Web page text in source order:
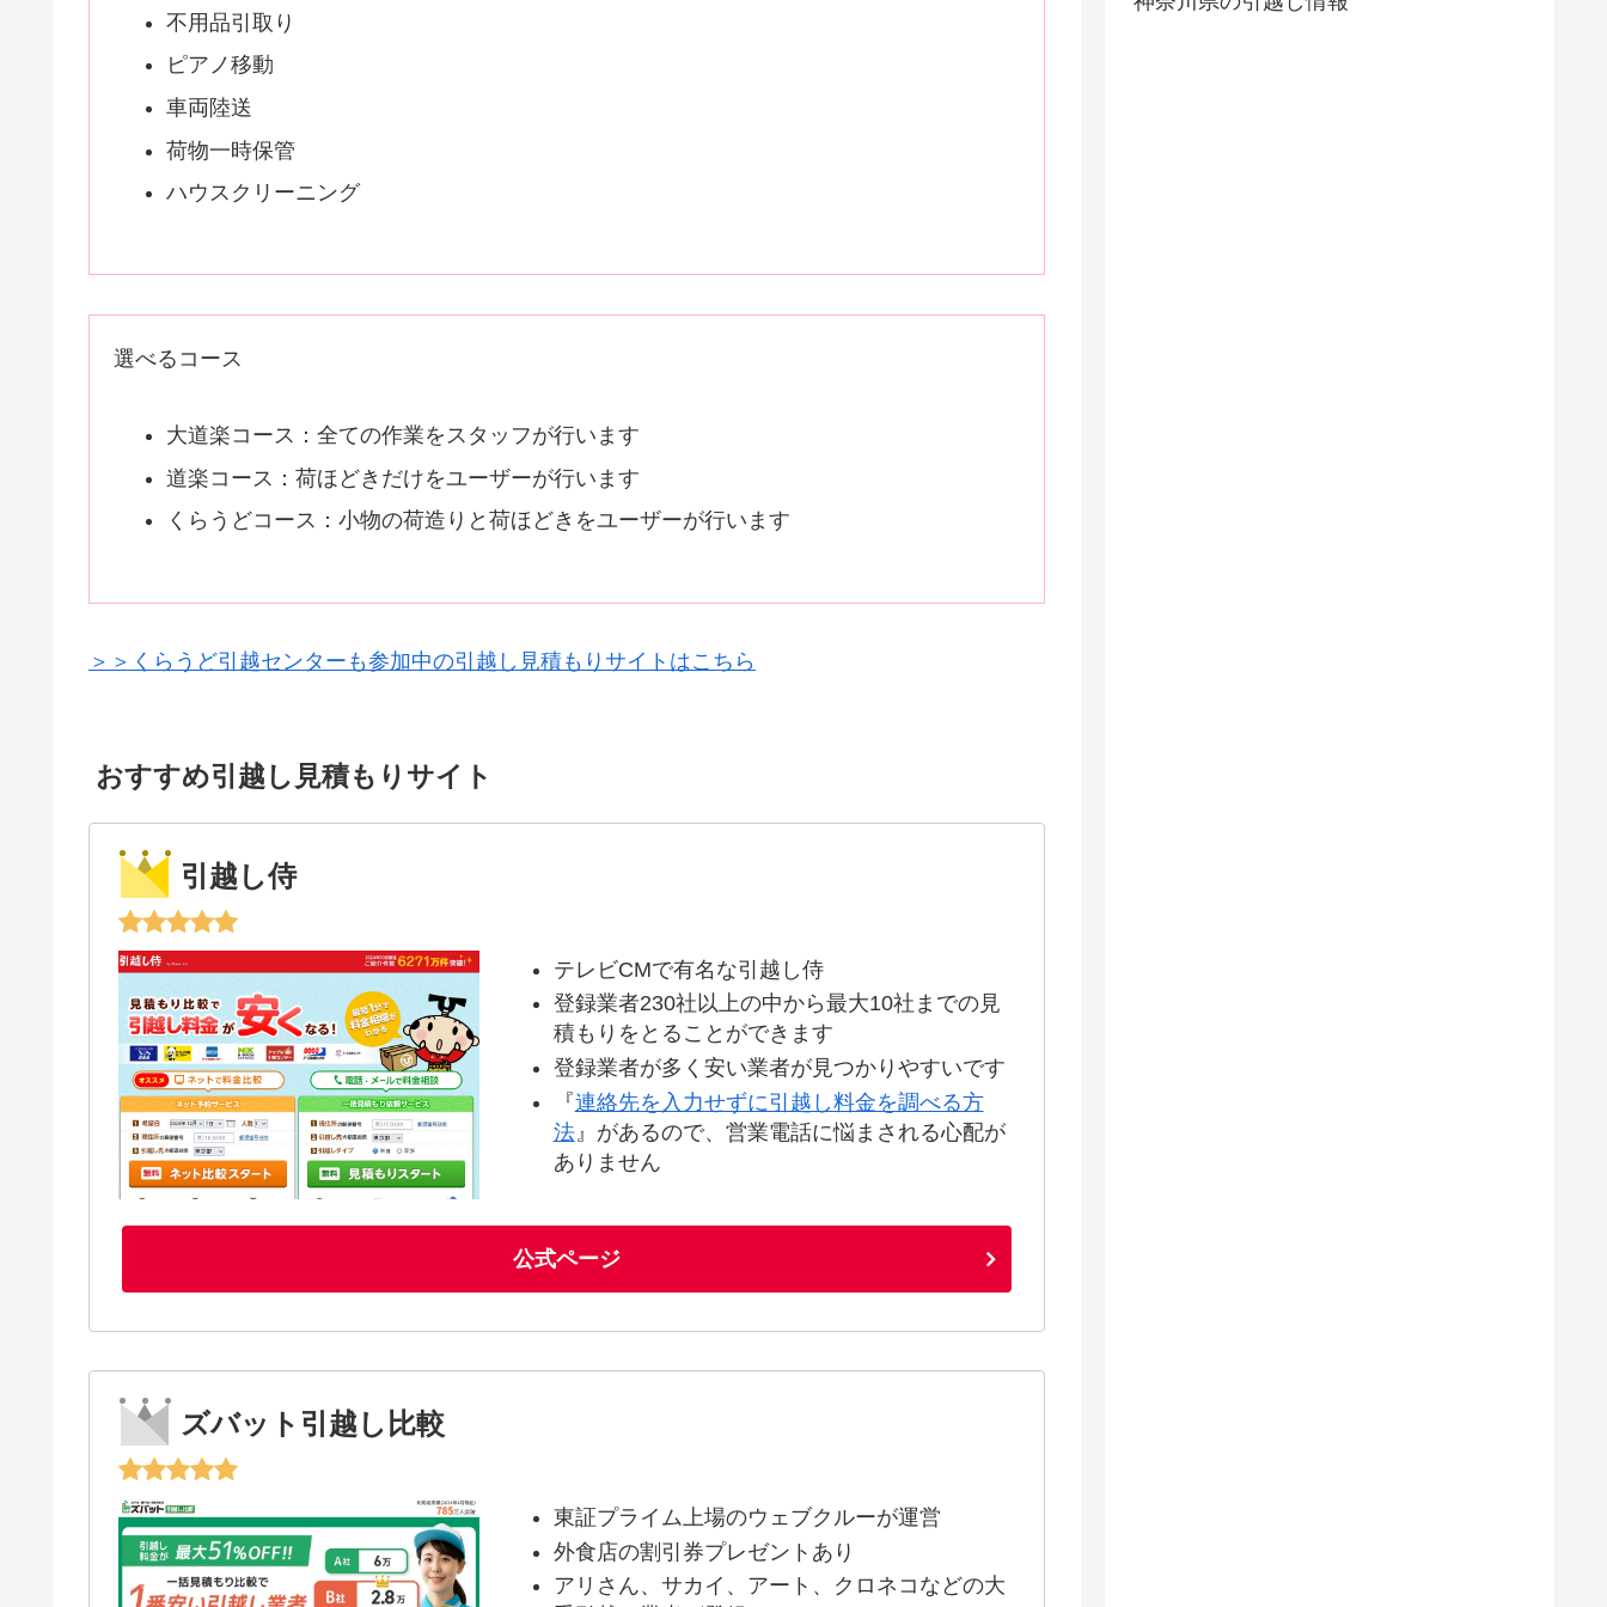
不用品引取り
ピアノ移動
車両陸送
荷物一時保管
ハウスクリーニング
選べるコース
大道楽コース：全ての作業をスタッフが行います
道楽コース：荷ほどきだけをユーザーが行います
くらうどコース：小物の荷造りと荷ほどきをユーザーが行います
＞＞くらうど引越センターも参加中の引越し見積もりサイトはこちら
おすすめ引越し見積もりサイト
引越し侍
テレビCMで有名な引越し侍
登録業者230社以上の中から最大10社までの見
積もりをとることができます
登録業者が多く安い業者が見つかりやすいです
『連絡先を入力せずに引越し料金を調べる方
法』があるので、営業電話に悩まされる心配が
ありません
公式ページ
ズバット引越し比較
東証プライム上場のウェブクルーが運営
外食店の割引券プレゼントあり
アリさん、サカイ、アート、クロネコなどの大